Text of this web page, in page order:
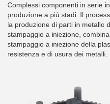
Complessi componenti in serie
produzione a più stadi. Il
la produzione di parti in metallo
stampaggio a iniezione,
stampaggio a iniezione della
resistenza e di usura dei metalli.